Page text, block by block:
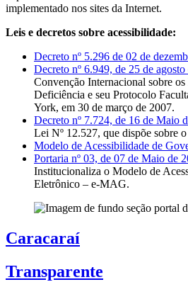
implementado nos sites da Internet.
Leis e decretos sobre acessibilidade:
Decreto nº 5.296 de 02 de
Decreto nº 6.949, de 25 de
Convenção Internacional sobre
Deficiência e seu Protocolo
York, em 30 de março de 2007.
Decreto nº 7.724, de 16 de Maio
Lei Nº 12.527, que dispõe sobre
Modelo de Acessibilidade de
Portaria nº 03, de 07 de Maio de
Institucionaliza o Modelo de
Eletrônico – e-MAG.
Caracaraí
Transparente